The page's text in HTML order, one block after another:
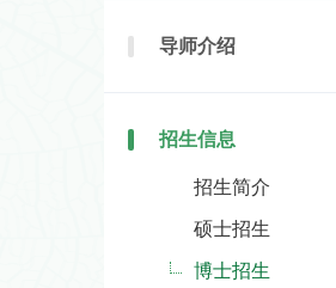
导师介绍
招生信息
招生简介
硕士招生
博士招生